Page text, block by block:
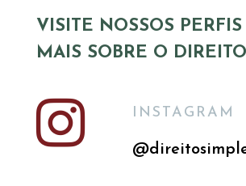
VISITE NOSSOS
MAIS SOBRE O DIREITO
 INSTAGRAM